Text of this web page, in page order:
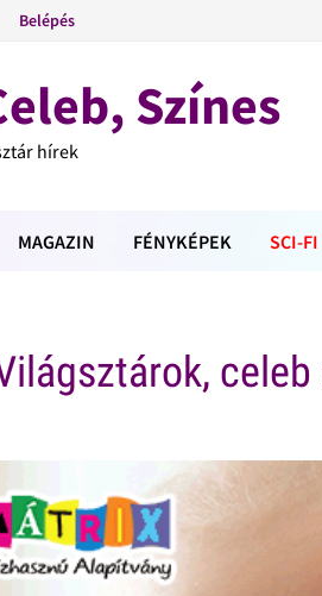
Belépés
Színes
hírek
MAGAZIN FÉNYKÉPEK SCI-FI
celeb